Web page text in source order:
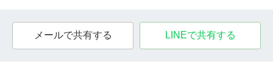
メールで共有する LINEで共有する